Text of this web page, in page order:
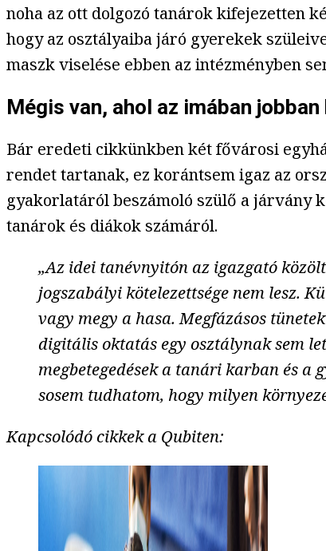
noha az ott dolgozó tanárok kifejezetten
hogy az osztályaiba járó gyerekek
maszk viselése ebben az intézményben
Mégis van, ahol az imában
Bár eredeti cikkünkben két fővárosi
rendet tartanak, ez korántsem igaz az
gyakorlatáról beszámoló szülő a járvány
tanárok és diákok számáról.
„Az idei tanévnyitón az igazgató
jogszabályi kötelezettsége nem lesz.
vagy megy a hasa. Megfázásos
digitális oktatás egy osztálynak sem
megbetegedések a tanári karban és a
sosem tudhatom, hogy milyen
Kapcsolódó cikkek a Qubiten: